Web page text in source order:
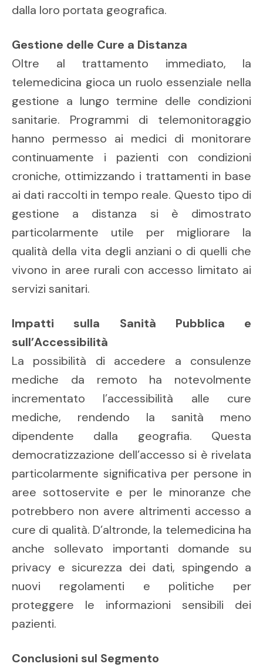
dalla loro portata geografica.
Gestione delle Cure a Distanza
Oltre al trattamento immediato, la
telemedicina gioca un ruolo essenziale nella
gestione a lungo termine delle condizioni
sanitarie. Programmi di telemonitoraggio
hanno permesso ai medici di monitorare
continuamente i pazienti con condizioni
croniche, ottimizzando i trattamenti in base
ai dati raccolti in tempo reale. Questo tipo di
gestione a distanza si è dimostrato
particolarmente utile per migliorare la
qualità della vita degli anziani o di quelli che
vivono in aree rurali con accesso limitato ai
servizi sanitari.
Impatti sulla Sanità Pubblica e
sull’Accessibilità
La possibilità di accedere a consulenze
mediche da remoto ha notevolmente
incrementato l’accessibilità alle cure
mediche, rendendo la sanità meno
dipendente dalla geografia. Questa
democratizzazione dell’accesso si è rivelata
particolarmente significativa per persone in
aree sottoservite e per le minoranze che
potrebbero non avere altrimenti accesso a
cure di qualità. D’altronde, la telemedicina ha
anche sollevato importanti domande su
privacy e sicurezza dei dati, spingendo a
nuovi regolamenti e politiche per
proteggere le informazioni sensibili dei
pazienti.
Conclusioni sul Segmento